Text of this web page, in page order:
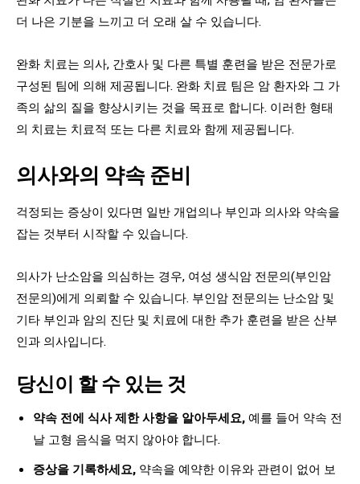
더 나은 기분을 느끼고 더 오래 살 수 있습니다.
완화 치료는 의사, 간호사 및 다른 특별 훈련을 받은 전문가로
구성된 팀에 의해 제공됩니다. 완화 치료 팀은 암 환자와 그 가
족의 삶의 질을 향상시키는 것을 목표로 합니다. 이러한 형태
의 치료는 치료적 또는 다른 치료와 함께 제공됩니다.
의사와의 약속 준비
걱정되는 증상이 있다면 일반 개업의나 부인과 의사와 약속을
잡는 것부터 시작할 수 있습니다.
의사가 난소암을 의심하는 경우, 여성 생식암 전문의(부인암
전문의)에게 의뢰할 수 있습니다. 부인암 전문의는 난소암 및
기타 부인과 암의 진단 및 치료에 대한 추가 훈련을 받은 산부
인과 의사입니다.
당신이 할 수 있는 것
약속 전에 식사 제한 사항을 알아두세요, 예를 들어 약속 전
날 고형 음식을 먹지 않아야 합니다.
증상을 기록하세요, 약속을 예약한 이유와 관련이 없어 보